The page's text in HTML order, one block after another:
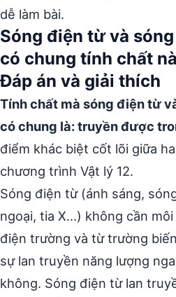
dễ làm bài.
Sóng điện từ và
có chung tính chất
Đáp án và giải thích
Tính chất mà sóng điện từ
có chung là: truyền được
điểm khác biệt cốt lõi giữa
chương trình Vật lý 12.
Sóng điện từ (ánh sáng,
ngoại, tia X…) không cần
điện trường và từ trường
sự lan truyền năng lượng
không. Sóng điện từ lan